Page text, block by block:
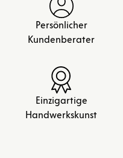
Persönlicher
Kundenberater
Einzigartige
Handwerkskunst